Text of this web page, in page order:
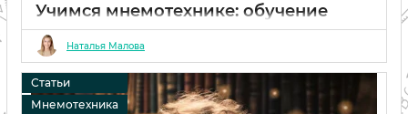
Учимся мнемотехнике: обучение
онлайн бесплатно, курс
мнемотехники для начинающих в
домашних условиях
06 02 2024 0
Наталья Малова
Статьи
Мнемотехника